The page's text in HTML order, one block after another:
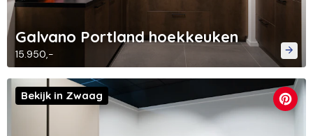
Galvano Portland hoekkeuken
15.950,-
Bekijk in Zwaag